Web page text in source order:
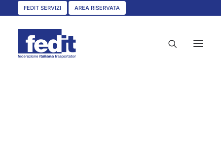
FEDIT SERVIZI AREA RISERVATA